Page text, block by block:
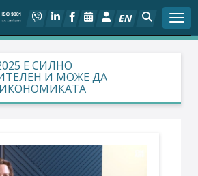
EN
Е СИЛНО
И МОЖЕ ДА